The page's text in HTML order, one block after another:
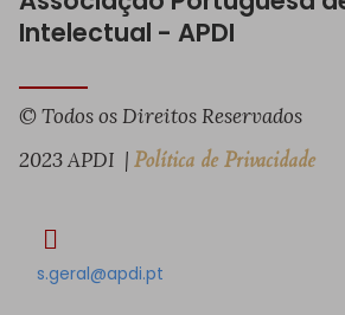
Intelectual - APDI
© Todos os Direitos Reservados
2023 APDI | Política de Privacidade
s.geral@apdi.pt